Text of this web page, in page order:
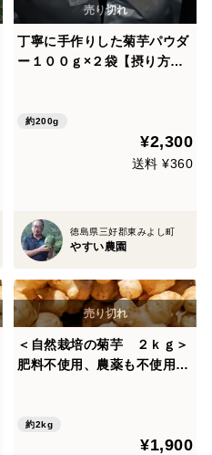
丁寧に手作りした菊芋パウダ
ー１００ｇ×２袋【摂り方付
約200g
¥2,300
送料 ¥360
徳島県三好郡東みよし町
やすい農園
＜自然栽培の菊芋 ２ｋｇ＞
肥料不使用、農薬も不使用、
菊芋≫を八ヶ岳南麓よりお届
約2kg
¥1,900